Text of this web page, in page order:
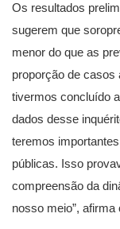
Os resultados
sugerem que
menor do que as
proporção de casos
tivermos concluído
dados desse
teremos
públicas. Isso
compreensão da
nosso meio”,